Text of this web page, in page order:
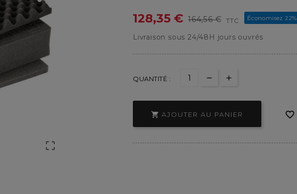

128,35 € 164,56 € TTC Économisez 22%
Livraison sous 24/48H jours ouvrés
QUANTITÉ :
 AJOUTER AU PANIER 